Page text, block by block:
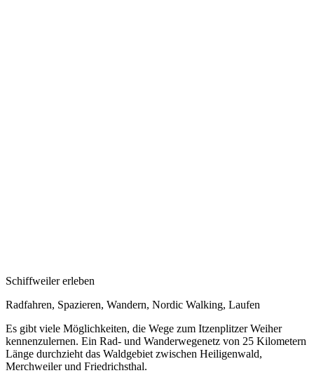
Schiffweiler erleben
Radfahren, Spazieren, Wandern, Nordic Walking, Laufen
Es gibt viele Möglichkeiten, die Wege zum Itzenplitzer Weiher
kennenzulernen. Ein Rad- und Wanderwegenetz von 25 Kilometern
Länge durchzieht das Waldgebiet zwischen Heiligenwald,
Merchweiler und Friedrichsthal.